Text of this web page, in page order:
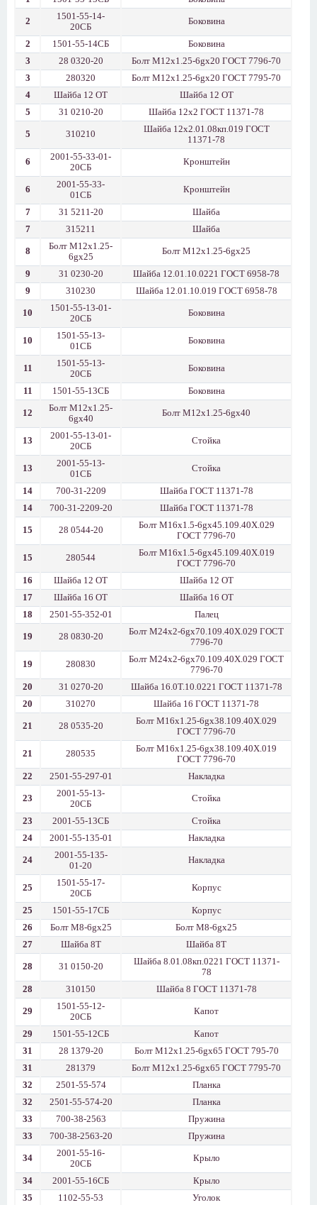
2
1501-55-14-
20СБ
Боковина
2 1501-55-14СБ
Боковина
3
28 0320-20
Болт М12х1.25-6gх20 ГОСТ 7796-70
3
280320
Болт М12х1.25-6gх20 ГОСТ 7795-70
4
Шайба 12 ОТ
Шайба 12 ОТ
5
31 0210-20 Шайба 12х2 ГОСТ 11371-78
5 310210
Шайба 12х2.01.08кп.019 ГОСТ
11371-78
6
2001-55-33-01-
20СБ
Кронштейн
6
2001-55-33-
01СБ
Кронштейн
7 31 5211-20
Шайба
7
315211 Шайба
8
Болт М12x1.25-
6gx25
Болт М12x1.25-6gx25
9 31 0230-20
Шайба 12.01.10.0221 ГОСТ 6958-78
9
310230 Шайба 12.01.10.019 ГОСТ 6958-78
10
1501-55-13-01-
20СБ
Боковина
10
1501-55-13-
01СБ
Боковина
11
1501-55-13-
20СБ
Боковина
11 1501-55-13СБ Боковина
12
Болт М12x1.25-
6gx40
Болт М12x1.25-6gx40
13
2001-55-13-01-
20СБ
Стойка
13
2001-55-13-
01СБ
Стойка
14 700-31-2209
Шайба ГОСТ 11371-78
14
700-31-2209-20 Шайба ГОСТ 11371-78
15 28 0544-20
Болт М16х1.5-6gх45.109.40Х.029
ГОСТ 7796-70
15 280544
Болт М16х1.5-6gх45.109.40Х.019
ГОСТ 7796-70
16
Шайба 12 ОТ
Шайба 12 ОТ
17
Шайба 16 ОТ
Шайба 16 ОТ
18
2501-55-352-01 Палец
19 28 0830-20
Болт М24х2-6gх70.109.40Х.029 ГОСТ
7796-70
19 280830
Болт М24х2-6gх70.109.40Х.029 ГОСТ
7796-70
20
31 0270-20
Шайба 16.0Т.10.0221 ГОСТ 11371-78
20
310270 Шайба 16 ГОСТ 11371-78
21 28 0535-20
Болт М16х1.25-6gх38.109.40Х.029
ГОСТ 7796-70
21 280535
Болт М16х1.25-6gх38.109.40Х.019
ГОСТ 7796-70
22
2501-55-297-01 Накладка
23
2001-55-13-
20СБ
Стойка
23 2001-55-13СБ
Стойка
24
2001-55-135-01 Накладка
24
2001-55-135-
01-20
Накладка
25
1501-55-17-
20СБ
Корпус
25 1501-55-17СБ
Корпус
26
Болт М8-6gx25
Болт М8-6gx25
27
Шайба 8Т Шайба 8Т
28 31 0150-20
Шайба 8.01.08кп.0221 ГОСТ 11371-
78
28
310150 Шайба 8 ГОСТ 11371-78
29
1501-55-12-
20СБ
Капот
29 1501-55-12СБ
Капот
31
28 1379-20
Болт М12х1.25-6gх65 ГОСТ 795-70
31
281379
Болт М12х1.25-6gх65 ГОСТ 7795-70
32
2501-55-574
Планка
32
2501-55-574-20
Планка
33
700-38-2563
Пружина
33
700-38-2563-20 Пружина
34
2001-55-16-
20СБ
Крыло
34 2001-55-16СБ
Крыло
35
1102-55-53
Уголок